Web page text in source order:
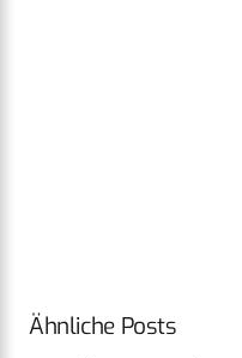
Ähnliche Posts